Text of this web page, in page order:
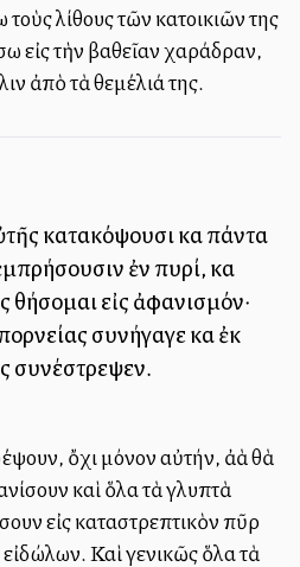
λίθους τῶν κατοικιῶν της
εἰς τὴν βαθεῖαν χαράδραν,
ἀπὸ τὰ θεμέλιά της.
κατακόψουσι καὶ πάντα
ἐν πυρί, καὶ
θήσομαι εἰς ἀφανισμόν·
συνήγαγε καὶ ἐκ
συνέστρεψεν.
ὄχι μόνον αὐτήν, ἀλλὰ θὰ
καὶ ὅλα τὰ γλυπτὰ
εἰς καταστρεπτικὸν πῦρ
Καὶ γενικῶς ὅλα τὰ